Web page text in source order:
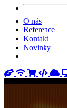
O nás
Reference
Kontakt
Novinky